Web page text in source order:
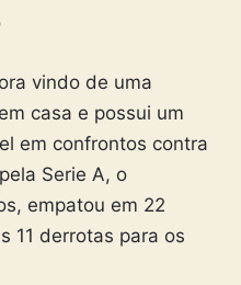
vindo de uma
casa e possui um
em confrontos contra
Serie A, o
empatou em 22
11 derrotas para os